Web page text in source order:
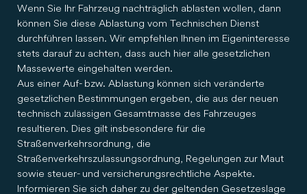
Wenn Sie Ihr Fahrzeug nachträglich ablasten wollen, dann
können Sie diese Ablastung vom Technischen Dienst
durchführen lassen. Wir empfehlen Ihnen im Eigeninteresse
stets darauf zu achten, dass auch hier alle gesetzlichen
Massewerte eingehalten werden.
Aus einer Auf- bzw. Ablastung können sich veränderte
gesetzlichen Bestimmungen ergeben, die aus der neuen
technisch zulässigen Gesamtmasse des Fahrzeuges
resultieren. Dies gilt insbesondere für die
Straßenverkehrsordnung, die
Straßenverkehrszulassungsordnung, Regelungen zur Maut
sowie steuer- und versicherungsrechtliche Aspekte.
Informieren Sie sich daher zu der geltenden Gesetzeslage